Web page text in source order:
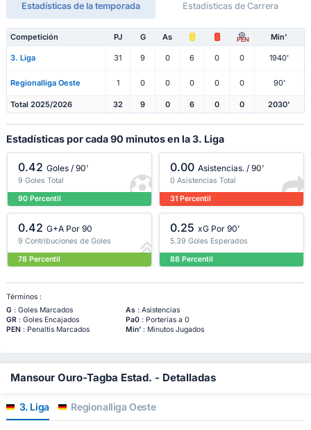
Estadísticas de la temporada Estadísticas de Carrera
Competición PJ G As PEN Min'
3. Liga 31 9 0 6 0 0 1940'
Regionalliga Oeste 1 0 0 0 0 0 90'
Total 2025/2026 32 9 0 6 0 0 2030'
Estadísticas por cada 90 minutos en la 3. Liga
0.42 Goles / 90'
9 Goles Total
90 Percentil
0.00 Asistencias. / 90'
0 Asistencias Total
31 Percentil
0.42 G+A Por 90
9 Contribuciones de Goles
78 Percentil
0.25 xG Por 90'
5.39 Goles Esperados
88 Percentil
Términos :
G: Goles Marcados As: Asistencias
GR: Goles Encajados Pa0: Porterías a 0
PEN: Penaltis Marcados Min': Minutos Jugados
Mansour Ouro-Tagba Estad. - Detalladas
3. Liga Regionalliga Oeste